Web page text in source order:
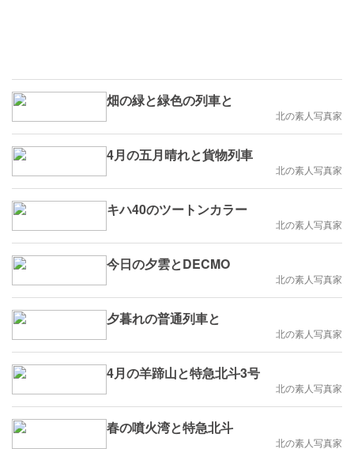
畑の緑と緑色の列車と
北の素人写真家
4月の五月晴れと貨物列車
北の素人写真家
キハ40のツートンカラー
北の素人写真家
今日の夕雲とDECMO
北の素人写真家
夕暮れの普通列車と
北の素人写真家
4月の羊蹄山と特急北斗3号
北の素人写真家
春の噴火湾と特急北斗
北の素人写真家